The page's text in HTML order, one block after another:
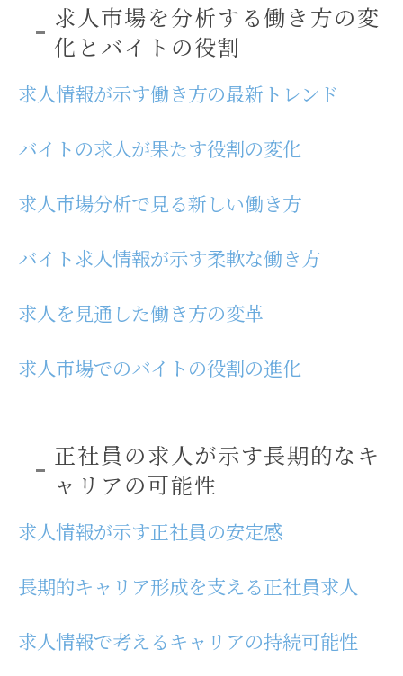
求人市場を分析する働き方の変
化とバイトの役割
求人情報が示す働き方の最新トレンド
バイトの求人が果たす役割の変化
求人市場分析で見る新しい働き方
バイト求人情報が示す柔軟な働き方
求人を見通した働き方の変革
求人市場でのバイトの役割の進化
正社員の求人が示す長期的なキ
ャリアの可能性
求人情報が示す正社員の安定感
長期的キャリア形成を支える正社員求人
求人情報で考えるキャリアの持続可能性